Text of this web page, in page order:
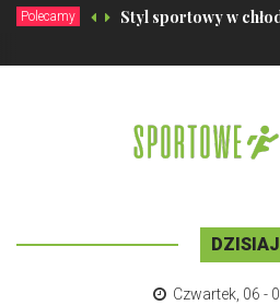
Polecamy Styl sportowy w
DZISIAJ
Czwartek 06 -